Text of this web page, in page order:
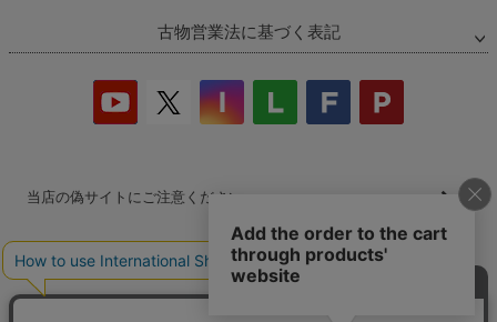
古物営業法に基づく表記
当店の偽サイトにご注意ください
商品の無断販売・転売の禁止について